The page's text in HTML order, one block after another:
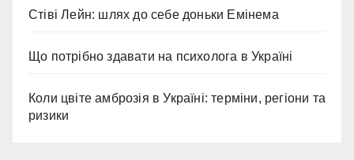
Стіві Лейн: шлях до себе доньки Емінема
Що потрібно здавати на психолога в Україні
Коли цвіте амброзія в Україні: терміни, регіони та
ризики